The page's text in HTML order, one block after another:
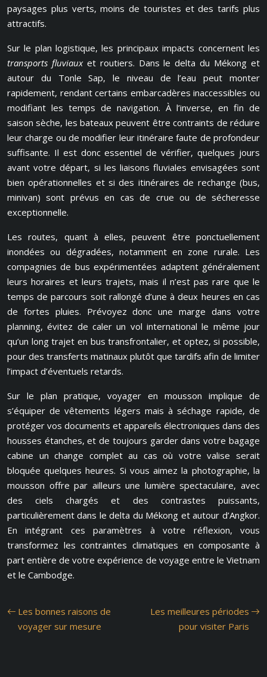
paysages plus verts, moins de touristes et des tarifs plus
attractifs.
Sur le plan logistique, les principaux impacts concernent les
transports fluviauxet routiers. Dans le delta du Mékong et
autour du Tonle Sap, le niveau de l’eau peut monter
rapidement, rendant certains embarcadères inaccessibles ou
modifiant les temps de navigation. À l’inverse, en fin de
saison sèche, les bateaux peuvent être contraints de réduire
leur charge ou de modifier leur itinéraire faute de profondeur
suffisante. Il est donc essentiel de vérifier, quelques jours
avant votre départ, si les liaisons fluviales envisagées sont
bien opérationnelles et si des itinéraires de rechange (bus,
minivan) sont prévus en cas de crue ou de sécheresse
exceptionnelle.
Les routes, quant à elles, peuvent être ponctuellement
inondées ou dégradées, notamment en zone rurale. Les
compagnies de bus expérimentées adaptent généralement
leurs horaires et leurs trajets, mais il n’est pas rare que le
temps de parcours soit rallongé d’une à deux heures en cas
de fortes pluies. Prévoyez donc une marge dans votre
planning, évitez de caler un vol international le même jour
qu’un long trajet en bus transfrontalier, et optez, si possible,
pour des transferts matinaux plutôt que tardifs afin de limiter
l’impact d’éventuels retards.
Sur le plan pratique, voyager en mousson implique de
s’équiper de vêtements légers mais à séchage rapide, de
protéger vos documents et appareils électroniques dans des
housses étanches, et de toujours garder dans votre bagage
cabine un change complet au cas où votre valise serait
bloquée quelques heures. Si vous aimez la photographie, la
mousson offre par ailleurs une lumière spectaculaire, avec
des ciels chargés et des contrastes puissants,
particulièrement dans le delta du Mékong et autour d’Angkor.
En intégrant ces paramètres à votre réflexion, vous
transformez les contraintes climatiques en composante à
part entière de votre expérience de voyage entre le Vietnam
et le Cambodge.
Les bonnes raisons de
voyager sur mesure
Les meilleures périodes
pour visiter Paris